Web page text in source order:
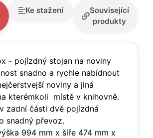
Ke stažení
Související
produkty
- pojízdný stojan na noviny
snadno a rychle nabídnout
noviny a jiná
kterémkoli místě v knihovně.
zadní části dvě pojízdná
snadný převoz.
994 mm x šíře 474 mm x